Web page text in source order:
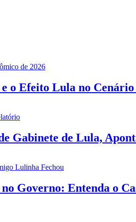
Efeito Lula no Cenário
Gabinete de Lula,
Governo: Entenda o